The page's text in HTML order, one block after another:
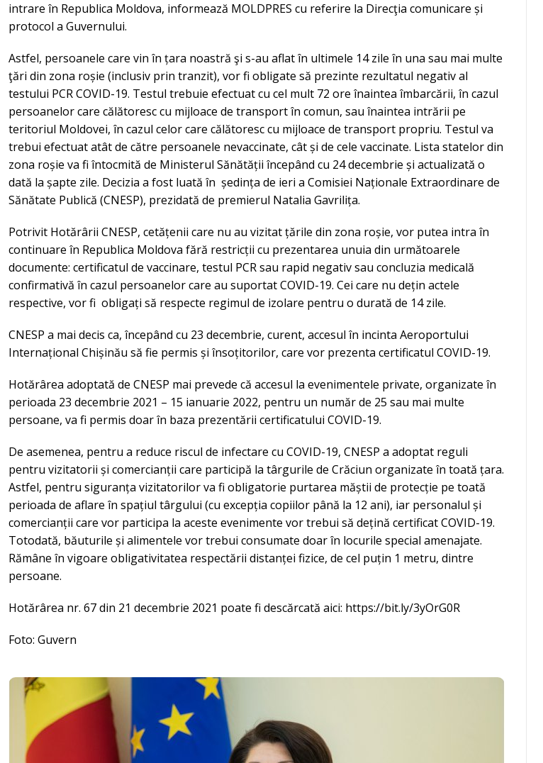
intrare în Republica Moldova, informează MOLDPRES cu referire la Direcţia comunicare și
protocol a Guvernului.
Astfel, persoanele care vin în țara noastră şi s-au aflat în ultimele 14 zile în una sau mai multe
ţări din zona roșie (inclusiv prin tranzit), vor fi obligate să prezinte rezultatul negativ al
testului PCR COVID-19. Testul trebuie efectuat cu cel mult 72 ore înaintea îmbarcării, în cazul
persoanelor care călătoresc cu mijloace de transport în comun, sau înaintea intrării pe
teritoriul Moldovei, în cazul celor care călătoresc cu mijloace de transport propriu. Testul va
trebui efectuat atât de către persoanele nevaccinate, cât și de cele vaccinate. Lista statelor din
zona roșie va fi întocmită de Ministerul Sănătății începând cu 24 decembrie și actualizată o
dată la șapte zile. Decizia a fost luată în ședința de ieri a Comisiei Naționale Extraordinare de
Sănătate Publică (CNESP), prezidată de premierul Natalia Gavrilița.
Potrivit Hotărârii CNESP, cetățenii care nu au vizitat țările din zona roșie, vor putea intra în
continuare în Republica Moldova fără restricții cu prezentarea unuia din următoarele
documente: certificatul de vaccinare, testul PCR sau rapid negativ sau concluzia medicală
confirmativă în cazul persoanelor care au suportat COVID-19. Cei care nu dețin actele
respective, vor fi obligați să respecte regimul de izolare pentru o durată de 14 zile.
CNESP a mai decis ca, începând cu 23 decembrie, curent, accesul în incinta Aeroportului
Internațional Chișinău să fie permis și însoțitorilor, care vor prezenta certificatul COVID-19.
Hotărârea adoptată de CNESP mai prevede că accesul la evenimentele private, organizate în
perioada 23 decembrie 2021 – 15 ianuarie 2022, pentru un număr de 25 sau mai multe
persoane, va fi permis doar în baza prezentării certificatului COVID-19.
De asemenea, pentru a reduce riscul de infectare cu COVID-19, CNESP a adoptat reguli
pentru vizitatorii și comercianții care participă la târgurile de Crăciun organizate în toată țara.
Astfel, pentru siguranța vizitatorilor va fi obligatorie purtarea măștii de protecție pe toată
perioada de aflare în spațiul târgului (cu excepția copiilor până la 12 ani), iar personalul și
comercianții care vor participa la aceste evenimente vor trebui să dețină certificat COVID-19.
Totodată, băuturile și alimentele vor trebui consumate doar în locurile special amenajate.
Rămâne în vigoare obligativitatea respectării distanței fizice, de cel puțin 1 metru, dintre
persoane.
Hotărârea nr. 67 din 21 decembrie 2021 poate fi descărcată aici: https://bit.ly/3yOrG0R
Foto: Guvern